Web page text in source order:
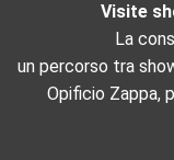
Visite
La
un percorso tra
Opificio Zappa,